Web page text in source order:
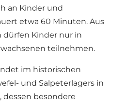
an Kinder und
etwa 60 Minuten. Aus
Kinder nur in
teilnehmen.
im historischen
und Salpeterlagers in
besondere